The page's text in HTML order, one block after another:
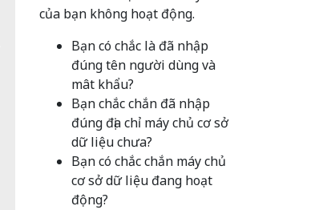
của bạn không hoạt động.
Bạn có chắc là đã nhập
đúng tên người dùng và
mât khẩu?
Bạn chắc chắn đã nhập
đúng địa chỉ máy chủ cơ sở
dữ liệu chưa?
Bạn có chắc chắn máy chủ
cơ sở dữ liệu đang hoạt
động?